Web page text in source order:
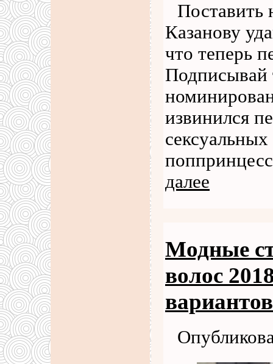
Поставить
Казанову
что теперь
Подписывай
извинился
далее
Модные
волос
вариантов